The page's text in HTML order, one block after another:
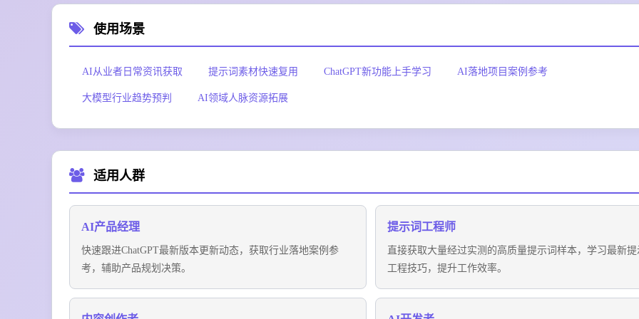
使用场景
AI从业者日常资讯获取 提示词素材快速复用 ChatGPT新功能上手学习 AI落地项目案例参考
大模型行业趋势预判 AI领域人脉资源拓展
适用人群
AI产品经理
快速跟进ChatGPT最新版本更新动态，获取行业落地案例参
考，辅助产品规划决策。
提示词工程师
直接获取大量经过实测的高质量提示词样本，学习最新提
工程技巧，提升工作效率。